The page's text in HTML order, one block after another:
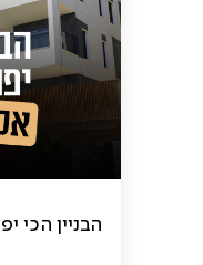
הבניין הכי